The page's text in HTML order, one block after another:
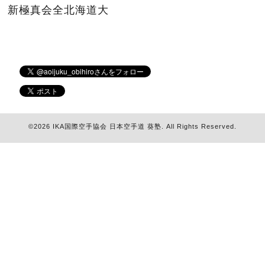
新極真会全北海道大
©2026 IKA国際空手協会 日本空手道 葵塾 . All Rights Reserved.